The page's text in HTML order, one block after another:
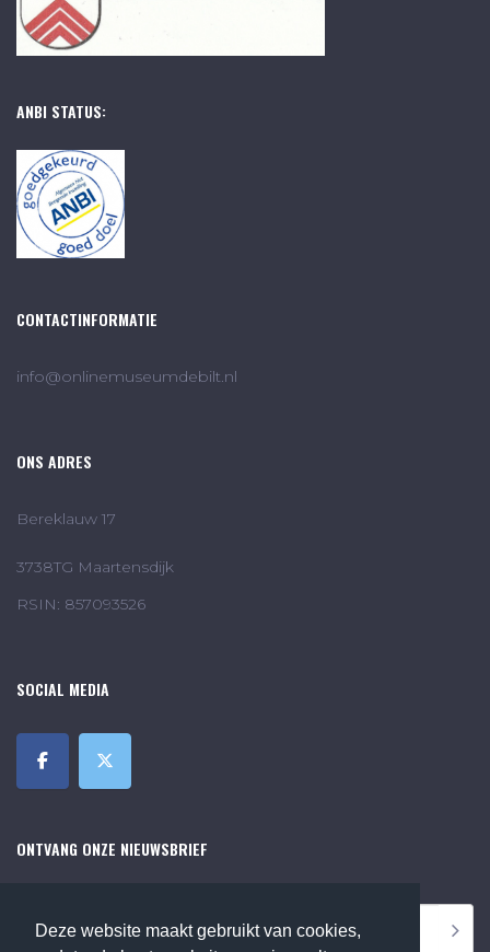
Deze website maakt gebruikt van cookies,
ANBI STATUS:
CONTACTINFORMATIE
info@onlinemuseumdebilt.nl
ONS ADRES
Bereklauw 17
3738TG Maartensdijk
RSIN: 857093526
SOCIAL MEDIA
ONTVANG ONZE NIEUWSBRIEF